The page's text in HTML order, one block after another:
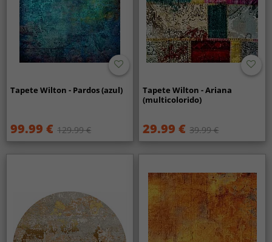
Tapete Wilton - Pardos (azul)
99.99 € 129.99 €
Tapete Wilton - Ariana
(multicolorido)
29.99 € 39.99 €